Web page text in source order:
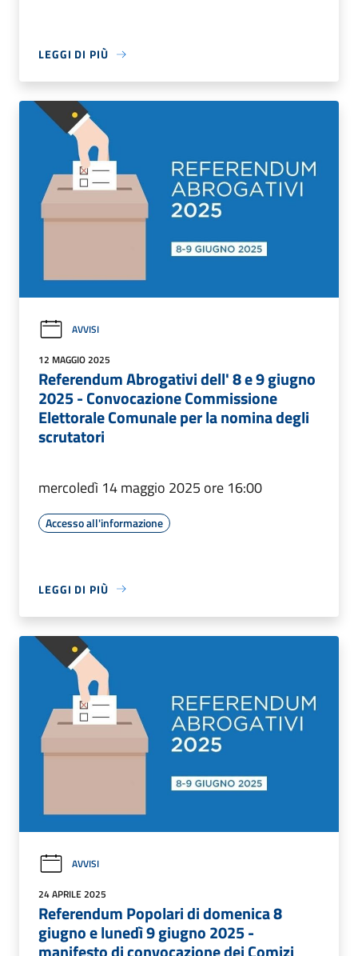
LEGGI DI PIÙ
AVVISI
12 MAGGIO 2025
Referendum Abrogativi dell' 8 e 9 giugno
2025 - Convocazione Commissione
Elettorale Comunale per la nomina degli
scrutatori
mercoledì 14 maggio 2025 ore 16:00
Accesso all'informazione
LEGGI DI PIÙ
AVVISI
24 APRILE 2025
Referendum Popolari di domenica 8
giugno e lunedì 9 giugno 2025 -